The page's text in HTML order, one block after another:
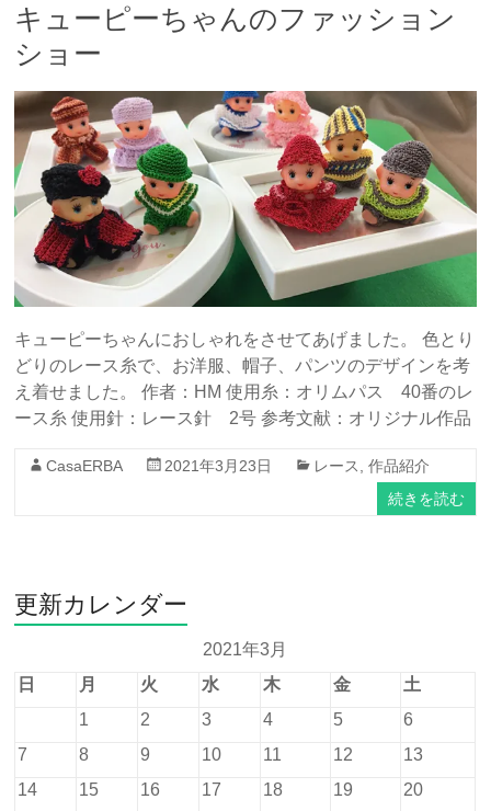
キューピーちゃんのファッション
ショー
キューピーちゃんにおしゃれをさせてあげました。 色とり
どりのレース糸で、お洋服、帽子、パンツのデザインを考
え着せました。 作者：HM 使用糸：オリムパス 40番のレ
ース糸 使用針：レース針 2号 参考文献：オリジナル作品
CasaERBA 2021年3月23日 レース ,作品紹介
続きを読む
更新カレンダー
2021年3月
日
月 火 水 木 金 土
1 2 3 4 5
6
7
8 9 10 11 12
13
14
15 16 17 18 19
20